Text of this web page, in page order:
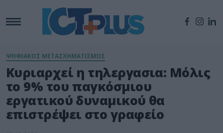
ΨΗΦΙΑΚΟΣ ΜΕΤΑΣΧΗΜΑΤΙΣΜΟΣ
Κυριαρχεί η τηλεργασια: Μόλις
το 9% του παγκόσμιου
εργατικού δυναμικού θα
επιστρέψει στο γραφείο